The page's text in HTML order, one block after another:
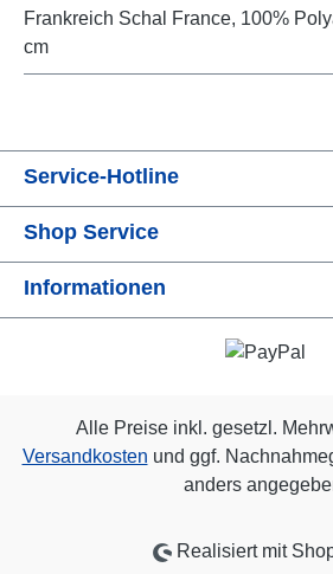
Frankreich Schal France, 100%
cm
Service-Hotline
Shop Service
Informationen
Alle Preise inkl. gesetzl.
Versandkosten und ggf.
anders
Realisiert mit